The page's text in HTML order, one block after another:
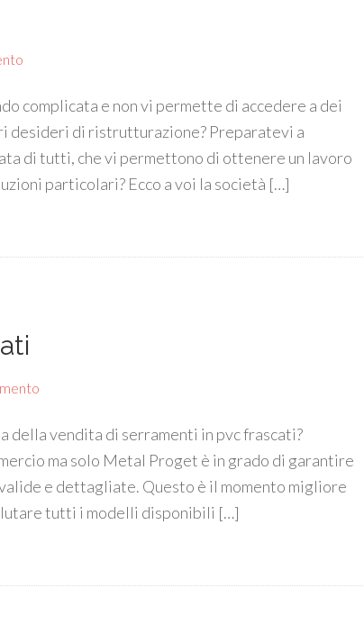
complicata e non vi permette di accedere a dei
di ristrutturazione? Preparatevi a
di tutti, che vi permettono di ottenere un lavoro
particolari? Ecco a voi la società […]
della vendita di serramenti in pvc frascati?
ma solo Metal Proget è in grado di garantire
e dettagliate. Questo è il momento migliore
tutti i modelli disponibili […]